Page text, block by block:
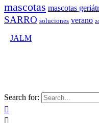
mascotas mascotas
SARRO soluciones verano
JALM
Search for:
